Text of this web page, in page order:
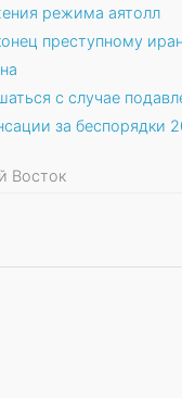
режима аятолл
преступному
с случае
за беспорядки
Восток